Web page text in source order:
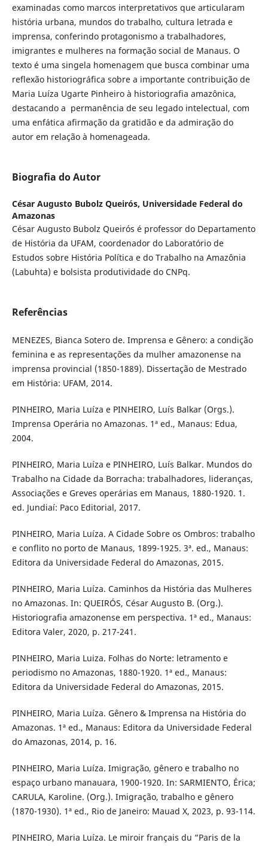
examinadas como marcos interpretativos que articularam
história urbana, mundos do trabalho, cultura letrada e
imprensa, conferindo protagonismo a trabalhadores,
imigrantes e mulheres na formação social de Manaus. O
texto é uma singela homenagem que busca combinar uma
reflexão historiográfica sobre a importante contribuição de
Maria Luíza Ugarte Pinheiro à historiografia amazônica,
destacando a permanência de seu legado intelectual, com
uma enfática afirmação da gratidão e da admiração do
autor em relação à homenageada.
Biografia do Autor
César Augusto Bubolz Queirós, Universidade Federal do
Amazonas
César Augusto Bubolz Queirós é professor do Departamento
de História da UFAM, coordenador do Laboratório de
Estudos sobre História Política e do Trabalho na Amazônia
(Labuhta) e bolsista produtividade do CNPq.
Referências
MENEZES, Bianca Sotero de. Imprensa e Gênero: a condição
feminina e as representações da mulher amazonense na
imprensa provincial (1850-1889). Dissertação de Mestrado
em História: UFAM, 2014.
PINHEIRO, Maria Luíza e PINHEIRO, Luís Balkar (Orgs.).
Imprensa Operária no Amazonas. 1ª ed., Manaus: Edua,
2004.
PINHEIRO, Maria Luíza e PINHEIRO, Luís Balkar. Mundos do
Trabalho na Cidade da Borracha: trabalhadores, lideranças,
Associações e Greves operárias em Manaus, 1880-1920. 1.
ed. Jundiaí: Paco Editorial, 2017.
PINHEIRO, Maria Luíza. A Cidade Sobre os Ombros: trabalho
e conflito no porto de Manaus, 1899-1925. 3ª. ed., Manaus:
Editora da Universidade Federal do Amazonas, 2015.
PINHEIRO, Maria Luíza. Caminhos da História das Mulheres
no Amazonas. In: QUEIRÓS, César Augusto B. (Org.).
Historiografia amazonense em perspectiva. 1ª ed., Manaus:
Editora Valer, 2020, p. 217-241.
PINHEIRO, Maria Luiza. Folhas do Norte: letramento e
periodismo no Amazonas, 1880-1920. 1ª ed., Manaus:
Editora da Universidade Federal do Amazonas, 2015.
PINHEIRO, Maria Luíza. Gênero & Imprensa na História do
Amazonas. 1ª ed., Manaus: Editora da Universidade Federal
do Amazonas, 2014, p. 16.
PINHEIRO, Maria Luíza. Imigração, gênero e trabalho no
espaço urbano manauara, 1900-1920. In: SARMIENTO, Érica;
CARULA, Karoline. (Org.). Imigração, trabalho e gênero
(1870-1930). 1ª ed., Rio de Janeiro: Mauad X, 2023, p. 93-114.
PINHEIRO, Maria Luíza. Le miroir français du “Paris de la